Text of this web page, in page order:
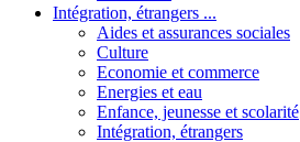
Intégration, étrangers ...
Aides et assurances sociales
Culture
Economie et commerce
Energies et eau
Enfance, jeunesse et scolarité
Intégration, étrangers